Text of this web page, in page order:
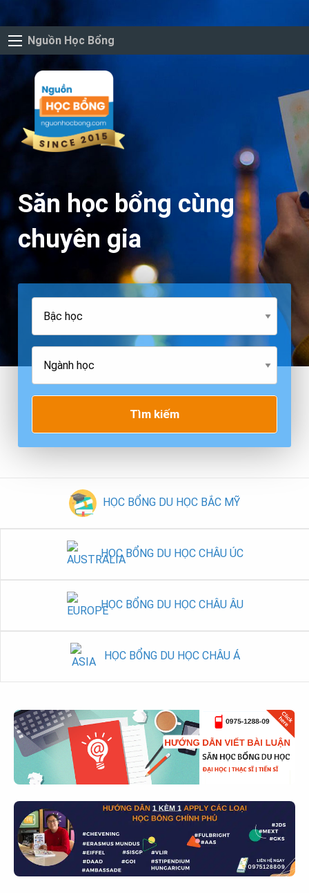
Nguồn Học Bổng
Săn học bổng cùng
chuyên gia
Tìm kiếm
HỌC BỔNG DU HỌC BẮC MỸ
HỌC BỔNG DU HỌC CHÂU ÚC
HỌC BỔNG DU HỌC CHÂU ÂU
HỌC BỔNG DU HỌC CHÂU Á